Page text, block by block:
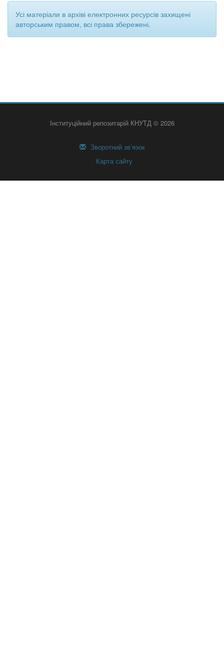
Усі матеріали в архіві електронних ресурсів захищені
авторським правом, всі права збережені.
Інституційний репозитарій КНУТД © 2026
Зворотний зв’язок
Карта сайту